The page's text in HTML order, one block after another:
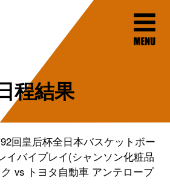
程結果
回皇后杯全日本バスケットボー
イバイプレイ(シャンソン化粧品
vs トヨタ自動車 アンテロープ